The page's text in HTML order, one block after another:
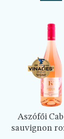
Aszófői
sauvignon